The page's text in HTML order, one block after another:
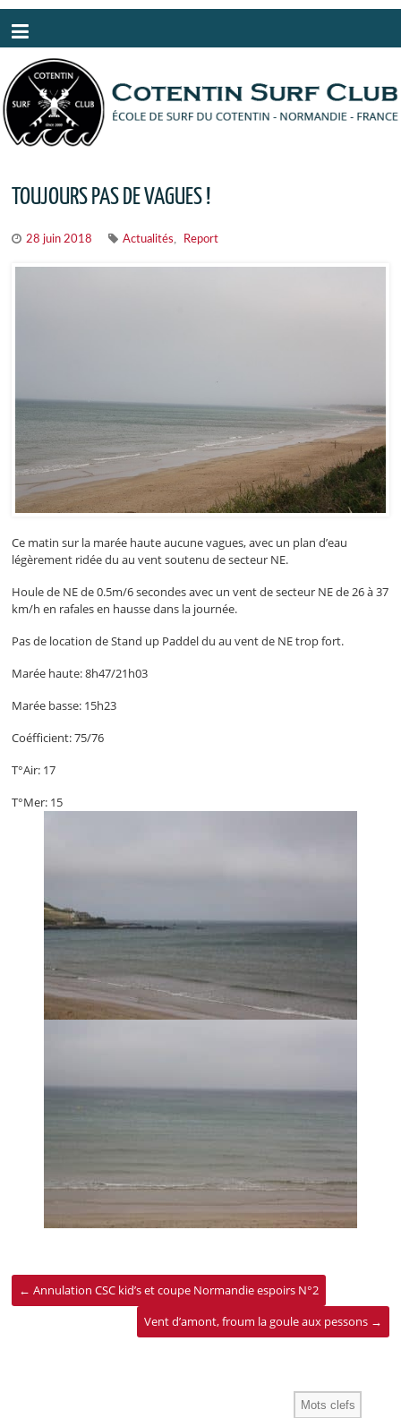
TOUJOURS PAS DE VAGUES !
28 juin 2018 Actualités Report
Ce matin sur la marée haute aucune vagues, avec un plan d’eau
légèrement ridée du au vent soutenu de secteur NE.
Houle de NE de 0.5m/6 secondes avec un vent de secteur NE de 26 à 37
km/h en rafales en hausse dans la journée.
Pas de location de Stand up Paddel du au vent de NE trop fort.
Marée haute: 8h47/21h03
Marée basse: 15h23
Coéfficient: 75/76
T°Air: 17
T°Mer: 15
← Annulation CSC kid’s et coupe Normandie espoirs N°2
Vent d’amont, froum la goule aux pessons →
Panneau de gestion des cookies